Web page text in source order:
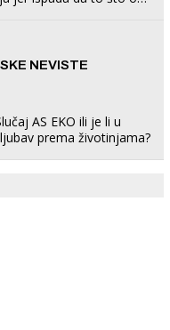
NEVISTE
AS EKO ili je li u
prema životinjama?